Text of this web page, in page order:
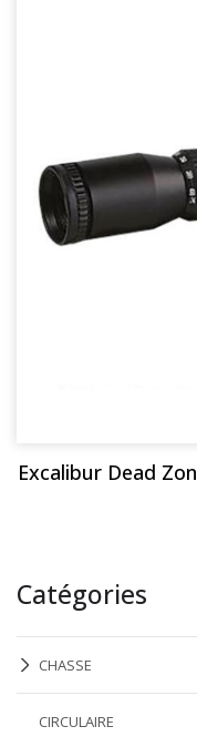
Catégories
CHASSE
CIRCULAIRE
Excalibur Dead